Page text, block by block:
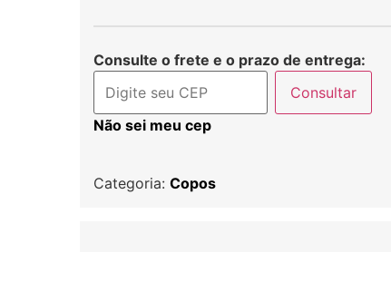
Consulte o frete e o prazo de entrega:
Consultar
Não sei meu cep
Categoria: Copos